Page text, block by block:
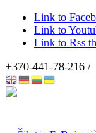
Link to
Link to
Link to Rss
+370-441-78-216 /